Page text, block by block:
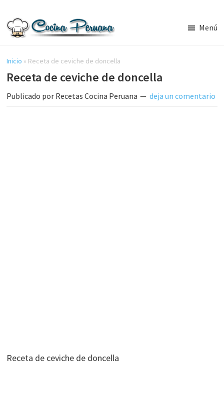
contenido
lateral
principal
Cocina
Peruana,
Recetas
de
Comida
Menú
Inicio » Receta de ceviche de doncella
Receta de ceviche de doncella
Publicado por Recetas Cocina Peruana deja un comentario
Receta de ceviche de doncella